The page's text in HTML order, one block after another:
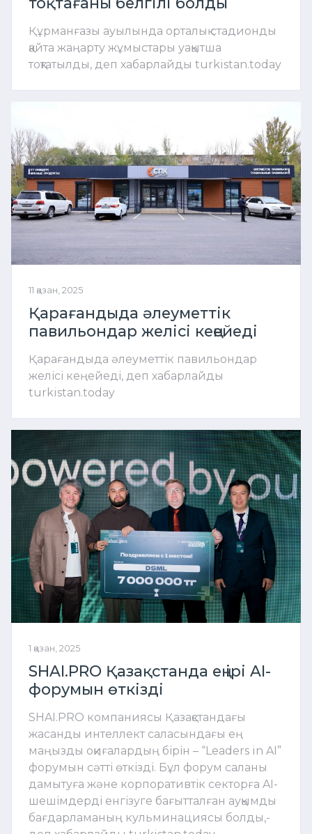
Құрманғазы ауылында орталық стадионды
қайта жаңарту жұмыстары уақытша
тоқтатылды, деп хабарлайды turkistan.today
11 қазан, 2025
Қарағандыда әлеуметтік
павильондар желісі кеңейеді
Қарағандыда әлеуметтік павильондар
желісі кеңейеді, деп хабарлайды
turkistan.today
1 қазан, 2025
SHAI.PRO Қазақстанда ең ірі AI-
форумын өткізді
SHAI.PRO компаниясы Қазақстандағы
жасанды интеллект саласындағы ең
маңызды оқиғалардың бірін – “Leaders in AI”
форумын сәтті өткізді. Бұл форум саланы
дамытуға және корпоративтік секторға AI-
шешімдерді енгізуге бағытталған ауқымды
бағдарламаның кульминациясы болды,-